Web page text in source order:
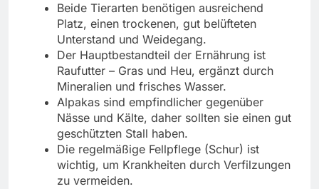
Beide Tierarten benötigen ausreichend
Platz, einen trockenen, gut belüfteten
Unterstand und Weidegang.
Der Hauptbestandteil der Ernährung ist
Raufutter – Gras und Heu, ergänzt durch
Mineralien und frisches Wasser.
Alpakas sind empfindlicher gegenüber
Nässe und Kälte, daher sollten sie einen gut
geschützten Stall haben.
Die regelmäßige Fellpflege (Schur) ist
wichtig, um Krankheiten durch Verfilzungen
zu vermeiden.